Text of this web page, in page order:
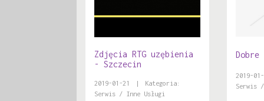
Zdjęcia RTG uzębienia
- Szczecin
2019-01-21 |
Kategoria:
Serwis / Inne Usługi
Dobre
2019-
Serwis